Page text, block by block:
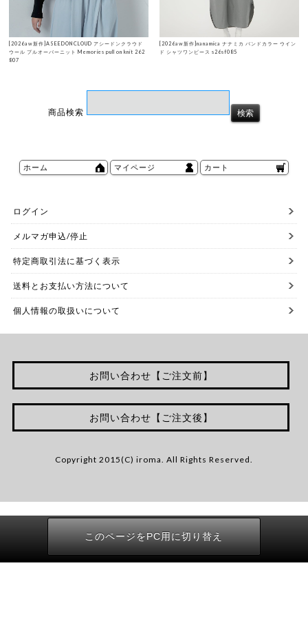
[2026aw新作]ASEEDONCLOUD アシードンクラウド
ウール プルオーバーニット Memories pull on knit 262
807
[2026aw新作]nanamica ナナミカ バンドカラー ウイン
ド シャツワンピース s26sf085
商品検索
ホーム マイページ カート
ログイン
メルマガ申込/停止
特定商取引法に基づく表示
送料とお支払い方法について
個人情報の取扱いについて
お問い合わせ【ご注文前】
お問い合わせ【ご注文後】
Copyright 2015(C) iroma. All Rights Reserved.
このページをPC用に切り替え